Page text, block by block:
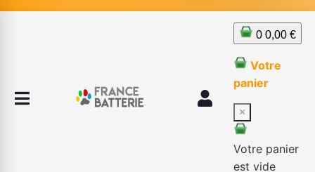
0 0,00 €
Votre
panier
×
Votre panier
est vide